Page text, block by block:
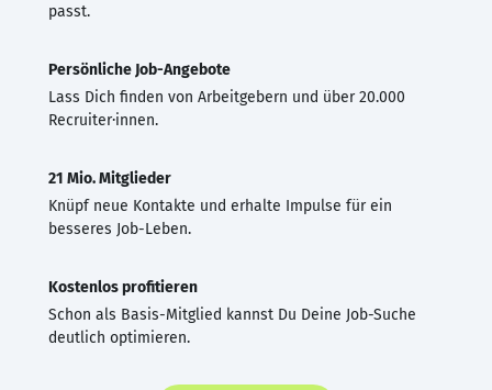
passt.
Persönliche Job-Angebote
Lass Dich finden von Arbeitgebern und über 20.000
Recruiter·innen.
21 Mio. Mitglieder
Knüpf neue Kontakte und erhalte Impulse für ein
besseres Job-Leben.
Kostenlos profitieren
Schon als Basis-Mitglied kannst Du Deine Job-Suche
deutlich optimieren.